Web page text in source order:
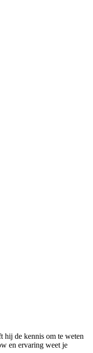
hij de kennis om te weten
en ervaring weet je